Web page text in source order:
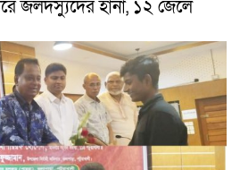
জলদস্যুদের হানা, ১২ জেলে